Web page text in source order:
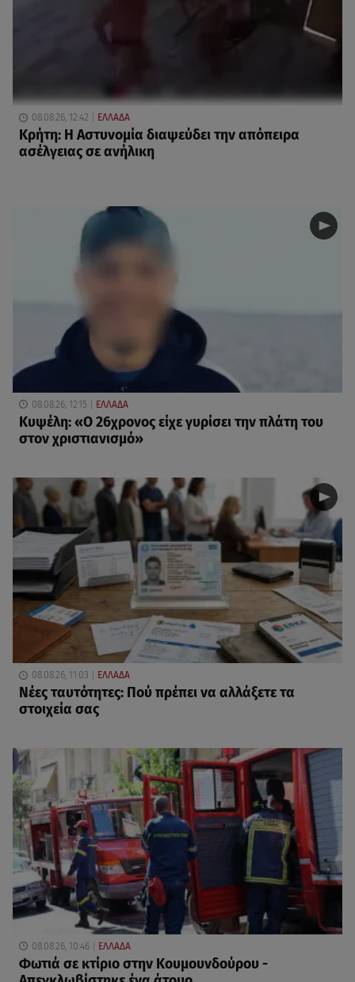
08.08.26, 12:42 ΕΛΛΑΔΑ
Κρήτη: Η Αστυνομία διαψεύδει την απόπειρα
ασέλγειας σε ανήλικη
08.08.26, 12:15 ΕΛΛΑΔΑ
Κυψέλη: «Ο 26χρονος είχε γυρίσει την πλάτη του
στον χριστιανισμό»
08.08.26, 11:03 ΕΛΛΑΔΑ
Νέες ταυτότητες: Πού πρέπει να αλλάξετε τα
στοιχεία σας
08.08.26, 10:46 ΕΛΛΑΔΑ
Φωτιά σε κτίριο στην Κουμουνδούρου -